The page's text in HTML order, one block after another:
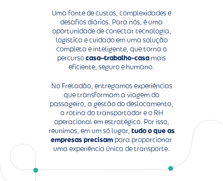
Uma fonte de custos, complexidades e
desafios diários. Para nós, é uma
oportunidade de conectar tecnologia,
logística e cuidado em uma solução
completa e inteligente, que torna o
percurso casa–trabalho-casa mais
eficiente, seguro e humano.
No Fretadão, entregamos experiências
que transformam a viagem do
passageiro, a gestão do deslocamento,
a rotina do transportador e o RH
operacional em estratégico. Por isso,
reunimos, em um só lugar, tudo o que as
empresas precisam para proporcionar
uma experiência única de transporte.